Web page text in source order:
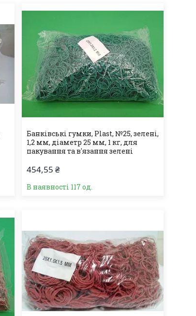
Банківські гумки, Plast, №25, зелені,
1,2 мм, діаметр 25 мм, 1 кг, для
пакування та в'язання зелені
454,55 ₴
В наявності 117 од.